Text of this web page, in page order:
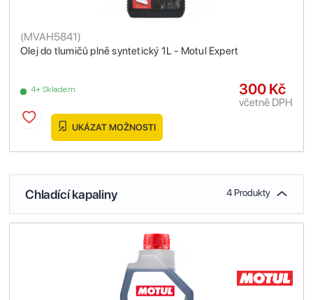
Olej do tlumičů plně syntetický 1L - Motul Expert
(MVAH5841)
4+ Skladem 300 Kč
včetně DPH
UKÁZAT MOŽNOSTI
Chladící kapaliny 4 Produkty